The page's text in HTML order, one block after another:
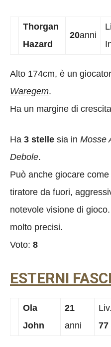
Thorgan
Hazard
20anni
Alto 174cm, è un
Waregem.
Ha un margine di
Ha 3 stelle sia in Mosse
Debole.
Può anche giocare come
tiratore da fuori,
notevole visione di
molto precisi.
Voto: 8
ESTERNI
Ola
John
21
anni
77